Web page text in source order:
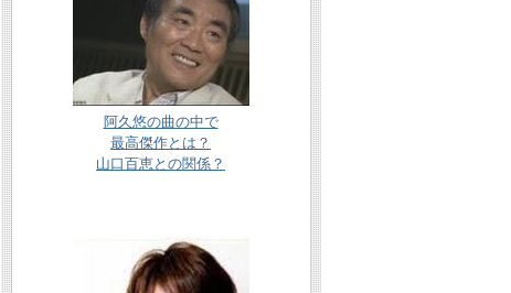
阿久悠の曲の中で
最高傑作とは？
山口百恵との関係？